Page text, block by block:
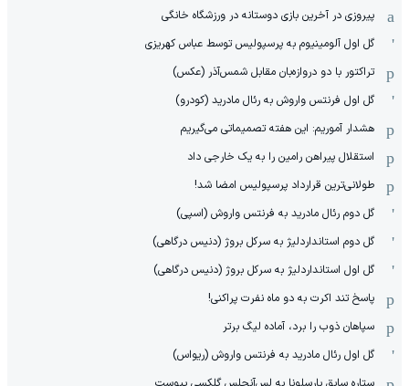
پیروزی در آخرین بازی دوستانه در ورزشگاه خانگی
گل اول آلومینیوم به پرسپولیس توسط عباس کهریزی
تراکتور با دو دروازه‌بان مقابل شمس‌آذر (عکس)
گل اول فرنتس واروش به رئال مادرید (کودرو)
هشدار آموریم: این هفته تصمیماتی می‌گیریم
استقلال پیراهن رامین را به یک خارجی داد
طولانی‌ترین قرارداد پرسپولیس امضا شد!
گل دوم رئال مادرید به فرنتس واروش (اسپی)
گل دوم استانداردلیژ به سرکل بروژ (دنیس درگاهی)
گل اول استانداردلیژ به سرکل بروژ (دنیس درگاهی)
پاسخ تند اکرت به دو ماه نفرت پراکنی!
سپاهان ذوب را برد، آماده لیگ برتر
گل اول رئال مادرید به فرنتس واروش (ریواس)